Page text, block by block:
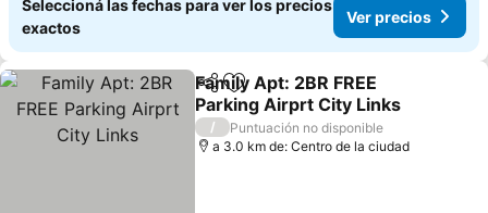
Seleccioná las fechas para ver los precios
exactos
Ver precios
CompartirAñadir a favoritos
Family Apt: 2BR FREE
Parking Airprt City Links
Ver precios
/
Puntuación no disponible
a 3.0 km de: Centro de la ciudad